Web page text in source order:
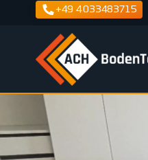
+49 4033483715